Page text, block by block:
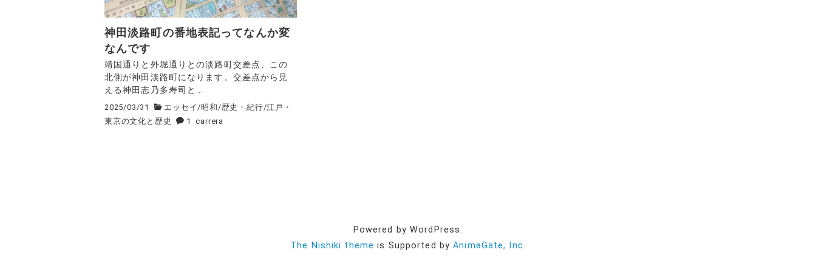
神田淡路町の番地表記ってなんか変
なんです
靖国通りと外堀通りとの淡路町交差点、この
北側が神田淡路町になります。交差点から見
える神田志乃多寿司と...
2025/03/31 エッセイ/昭和/歴史・紀行/江戸・
東京の文化と歴史
1 carrera
Powered by WordPress.
The Nishiki theme is Supported byAnimaGate, Inc.